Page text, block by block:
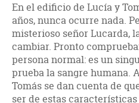
En el edificio de Lucía y
años, nunca ocurre nada.
misterioso señor Lucarda,
cambiar. Pronto
persona normal: es un
prueba la sangre humana.
Tomás se dan cuenta de
ser de estas